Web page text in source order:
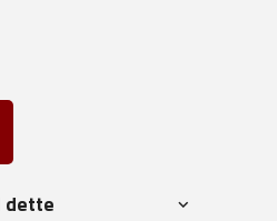
dette